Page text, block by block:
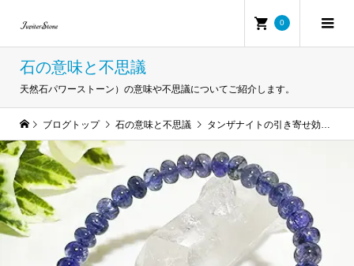
0
石の意味と不思議
天然石パワーストーン）の意味や不思議についてご紹介します。
ブログトップ 石の意味と不思議 タンザナイトの引き寄せ効果とは？恋愛・良縁・人生好転を導く意味と使い方